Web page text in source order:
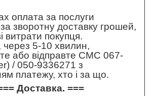
оплата за послуги
за зворотну доставку грошей,
витрати покупця.
через 5-10 хвилин,
або відправте СМС 067-
/ 050-9336271 з
платежу, хто і за що.
Доставка. ===